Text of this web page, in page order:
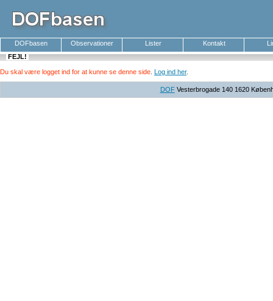
DOFbasen Observationer Lister Kontakt
FEJL!
Du skal være logget ind for at kunne se denne side Log ind her.
DOFVesterbrogade 140 1620